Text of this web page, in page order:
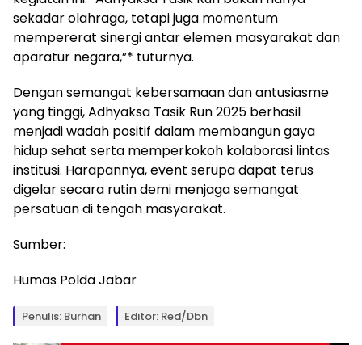
sekadar olahraga, tetapi juga momentum
mempererat sinergi antar elemen masyarakat dan
aparatur negara,”* tuturnya.
Dengan semangat kebersamaan dan antusiasme
yang tinggi, Adhyaksa Tasik Run 2025 berhasil
menjadi wadah positif dalam membangun gaya
hidup sehat serta memperkokoh kolaborasi lintas
institusi. Harapannya, event serupa dapat terus
digelar secara rutin demi menjaga semangat
persatuan di tengah masyarakat.
Sumber:
Humas Polda Jabar
Penulis: Burhan Editor: Red/dbn